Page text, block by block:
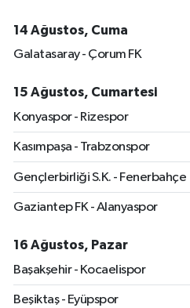
14 Ağustos, Cuma
Galatasaray - Çorum FK
15 Ağustos, Cumartesi
Konyaspor - Rizespor
Kasımpaşa - Trabzonspor
Gençlerbirliği S.K. - Fenerbahçe
Gaziantep FK - Alanyaspor
16 Ağustos, Pazar
Başakşehir - Kocaelispor
Beşiktaş - Eyüpspor